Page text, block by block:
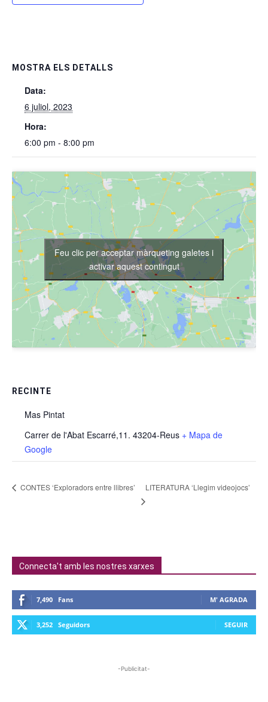
MOSTRA ELS DETALLS
Data:
6 juliol, 2023
Hora:
6:00 pm - 8:00 pm
RECINTE
Mas Pintat
Carrer de l'Abat Escarré,11. 43204-Reus + Mapa de
Google
Feu clic per acceptar màrqueting galetes i
activar aquest contingut
CONTES ‘Exploradors entre llibres’ LITERATURA ‘Llegim videojocs’
Connecta't amb les nostres xarxes
7,490 Fans M' AGRADA
3,252 Seguidors SEGUIR
-Publicitat-